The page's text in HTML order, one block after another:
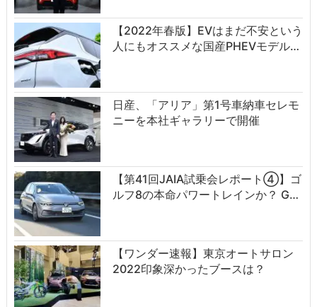
【2022年春版】EVはまだ不安という
人にもオススメな国産PHEVモデル…
日産、「アリア」第1号車納車セレモ
ニーを本社ギャラリーで開催
【第41回JAIA試乗会レポート④】ゴ
ルフ8の本命パワートレインか？ G…
【ワンダー速報】東京オートサロン
2022印象深かったブースは？